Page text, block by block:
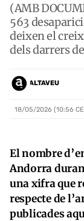
(AMB
563
deixen el
dels darrers
ALTAVEU
18/05/2026 (10:56
El nombre
Andorra
una xifra que
respecte de
publicades